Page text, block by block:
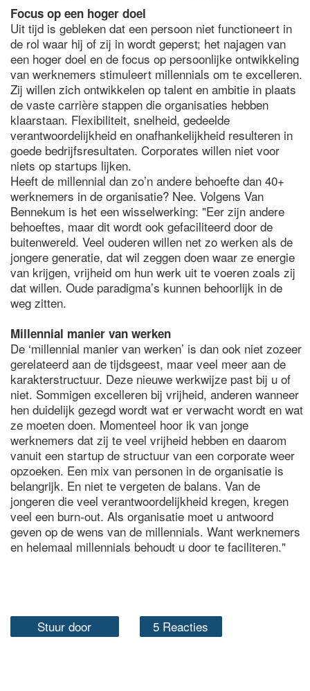
Focus op een hoger doel
Uit tijd is gebleken dat een persoon niet functioneert in
de rol waar hij of zij in wordt geperst; het najagen van
een hoger doel en de focus op persoonlijke ontwikkeling
van werknemers stimuleert millennials om te excelleren.
Zij willen zich ontwikkelen op talent en ambitie in plaats
de vaste carrière stappen die organisaties hebben
klaarstaan. Flexibiliteit, snelheid, gedeelde
verantwoordelijkheid en onafhankelijkheid resulteren in
goede bedrijfsresultaten. Corporates willen niet voor
niets op startups lijken.
Heeft de millennial dan zo’n andere behoefte dan 40+
werknemers in de organisatie? Nee. Volgens Van
Bennekum is het een wisselwerking: "Eer zijn andere
behoeftes, maar dit wordt ook gefaciliteerd door de
buitenwereld. Veel ouderen willen net zo werken als de
jongere generatie, dat wil zeggen doen waar ze energie
van krijgen, vrijheid om hun werk uit te voeren zoals zij
dat willen. Oude paradigma’s kunnen behoorlijk in de
weg zitten.
Millennial manier van werken
De ‘millennial manier van werken’ is dan ook niet zozeer
gerelateerd aan de tijdsgeest, maar veel meer aan de
karakterstructuur. Deze nieuwe werkwijze past bij u of
niet. Sommigen excelleren bij vrijheid, anderen wanneer
hen duidelijk gezegd wordt wat er verwacht wordt en wat
ze moeten doen. Momenteel hoor ik van jonge
werknemers dat zij te veel vrijheid hebben en daarom
vanuit een startup de structuur van een corporate weer
opzoeken. Een mix van personen in de organisatie is
belangrijk. En niet te vergeten de balans. Van de
jongeren die veel verantwoordelijkheid kregen, kregen
veel een burn-out. Als organisatie moet u antwoord
geven op de wens van de millennials. Want werknemers
en helemaal millennials behoudt u door te faciliteren."
Stuur door 5 Reacties